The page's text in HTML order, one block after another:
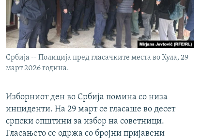
Србија -- Полиција пред гласачките места во Кула, 29
март 2026 година.
Изборниот ден во Србија помина со низа
инциденти. На 29 март се гласаше во десет
српски општини за избор на советници.
Гласањето се одржа со бројни пријавени